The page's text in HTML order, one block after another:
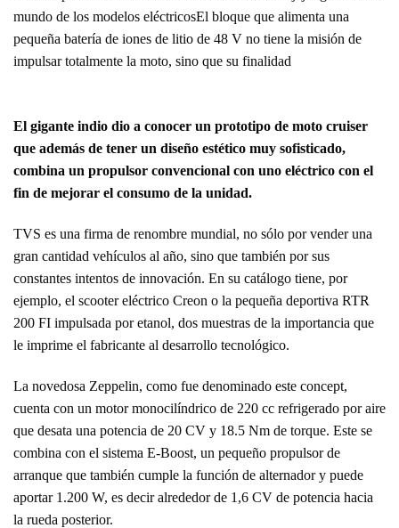
mundo de los modelos eléctricosEl bloque que alimenta una
pequeña batería de iones de litio de 48 V no tiene la misión de
impulsar totalmente la moto, sino que su finalidad
El gigante indio dio a conocer un prototipo de moto cruiser
que además de tener un diseño estético muy sofisticado,
combina un propulsor convencional con uno eléctrico con el
fin de mejorar el consumo de la unidad.
TVS es una firma de renombre mundial, no sólo por vender una
gran cantidad vehículos al año, sino que también por sus
constantes intentos de innovación. En su catálogo tiene, por
ejemplo, el scooter eléctrico Creon o la pequeña deportiva RTR
200 FI impulsada por etanol, dos muestras de la importancia que
le imprime el fabricante al desarrollo tecnológico.
La novedosa Zeppelin, como fue denominado este concept,
cuenta con un motor monocilíndrico de 220 cc refrigerado por aire
que desata una potencia de 20 CV y 18.5 Nm de torque. Este se
combina con el sistema E-Boost, un pequeño propulsor de
arranque que también cumple la función de alternador y puede
aportar 1.200 W, es decir alrededor de 1,6 CV de potencia hacia
la rueda posterior.